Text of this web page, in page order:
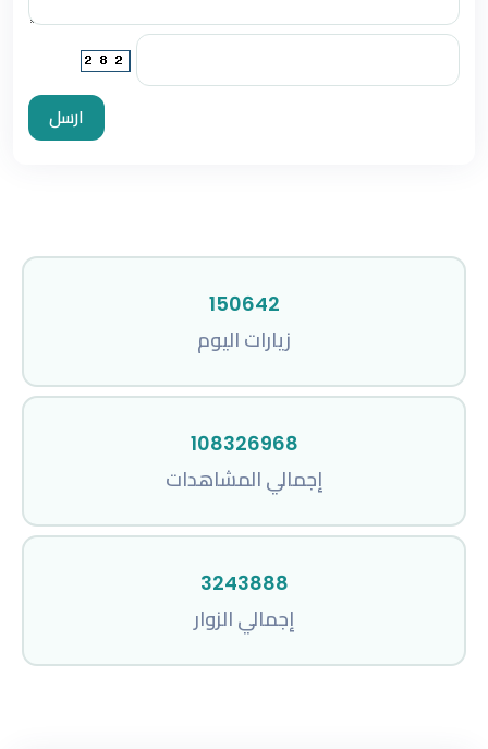
ارسل
150642
زيارات اليوم
108326968
إجمالي المشاهدات
3243888
إجمالي الزوار